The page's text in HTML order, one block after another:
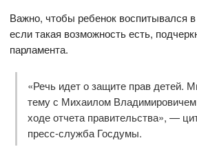
Важно, чтобы ребенок воспитывался
если такая возможность есть,
парламента.
«Речь идет о защите прав детей.
тему с Михаилом
ходе отчета правительства», —
пресс-служба Госдумы.